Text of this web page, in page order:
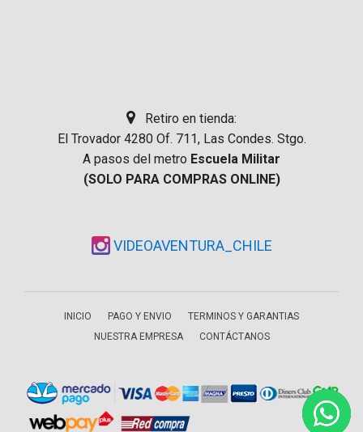
Retiro en tienda:
El Trovador 4280 Of. 711, Las Condes. Stgo.
A pasos del metro Escuela Militar
(SOLO PARA COMPRAS ONLINE)
VIDEOAVENTURA_CHILE
INICIO PAGO Y ENVIO
TERMINOS Y GARANTIAS
NUESTRA EMPRESA
CONTÁCTANOS